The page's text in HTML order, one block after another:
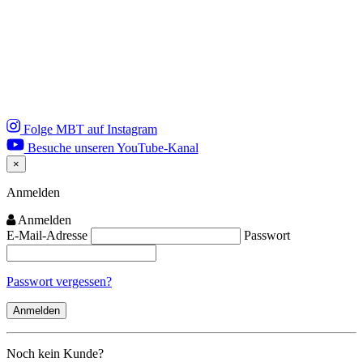
Folge MBT auf Instagram
Besuche unseren YouTube-Kanal
×
Close
Anmelden
Anmelden
E-Mail-Adresse
Passwort
Passwort vergessen?
Noch kein Kunde?